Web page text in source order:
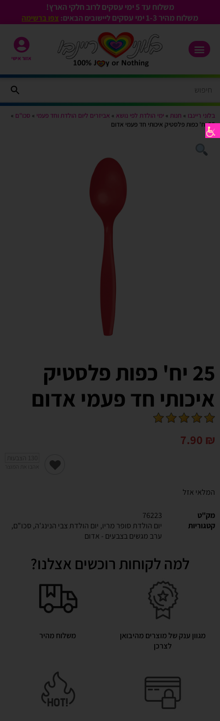
משלוח עד 5 ימי עסקים לרוב חלקי הארץ!
משלוח מהיר 1-3
ימי עסקים ליישובים הבאים: צפו ברשימה
אזור אישי
בלוני ריינבו » חנות » ימי הולדת לפי נושא » אביזרים ליום הולדת וחד פעמי » סכו"ם »
25 יח' כפות פלסטיק איכותי חד פעמי אדום
25 יח' כפות פלסטיק
איכותי חד פעמי אדום
7.90 ₪
המלאי אזל
מק"ט
76223
קטגוריות
יום הולדת סופר מריו, יום הולדת צבי הנינג'ה, סכו"ם,
ערב מגשים בצבעים - אדום
למה לקוחות רוכשים אצלנו?
מגוון ענק של מוצרים מהיבואן
לצרכן
משלוח מהיר